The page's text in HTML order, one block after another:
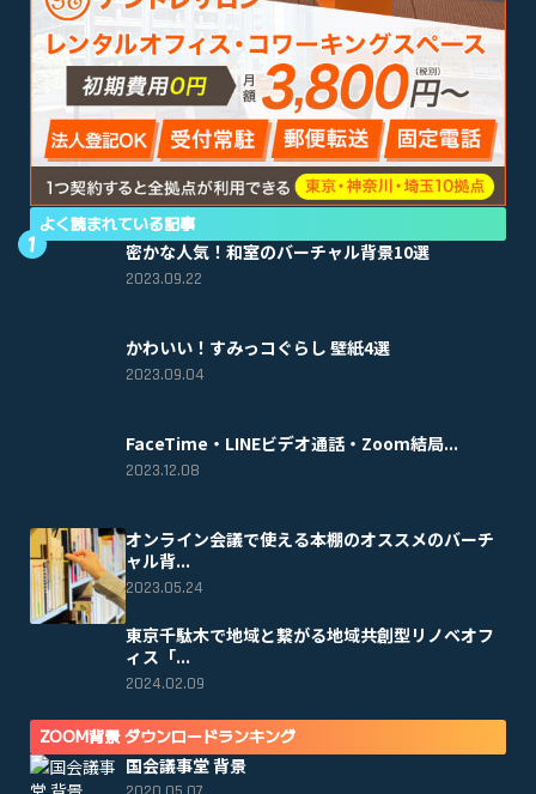
よく読まれている記事
密かな人気！和室のバーチャル背景10選
2023.09.22
かわいい！すみっコぐらし 壁紙4選
2023.09.04
FaceTime・LINEビデオ通話・Zoom結局...
2023.12.08
オンライン会議で使える本棚のオススメのバーチ
ャル背...
2023.05.24
東京千駄木で地域と繋がる地域共創型リノベオフ
ィス「...
2024.02.09
ZOOM背景 ダウンロードランキング
国会議事堂 背景